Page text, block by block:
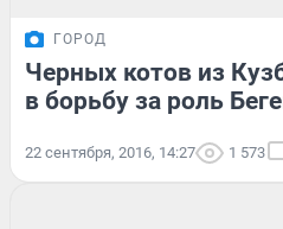
ГОРОД
Черных котов из
в борьбу за роль
22 сентября, 2016, 14:27 1 573